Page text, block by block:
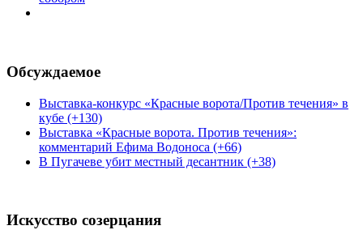
Обсуждаемое
Выставка-конкурс «Красные ворота/Против течения» в
кубе (+130)
Выставка «Красные ворота. Против течения»:
комментарий Ефима Водоноса (+66)
В Пугачеве убит местный десантник (+38)
Искусство созерцания